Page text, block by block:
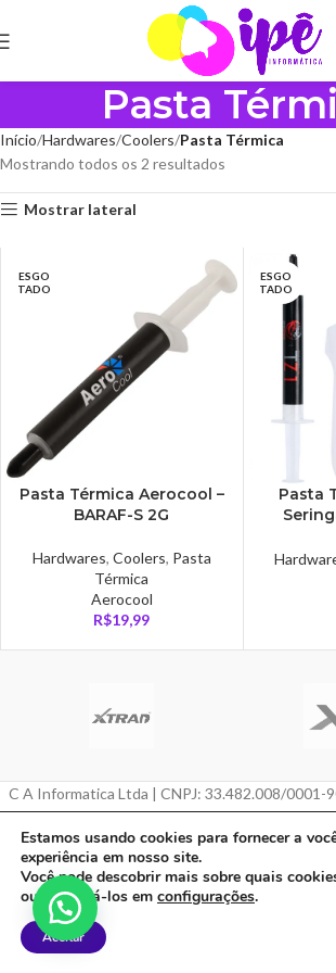
Pasta
Início Hardwares Coolers Pasta Térmica
Mostrando todos os 2 resultados
Mostrar lateral
ESGO
TADO
Pasta Térmica Aerocool –
BARAF-S 2G
Hardwares, Coolers, Pasta
Térmica
Aerocool
R$19,99
ESGO
TADO
Pasta
C A Informatica Ltda | CNPJ: 33.482.008/0001-
QD31 LT23, Bairro Cidade Jardim, CEP: 68.515-
PA
Feito com ❤ por Agência ZeroumStudio
Estamos usando cookies para fornecer a
experiência em nosso site.
Você pode descobrir mais sobre quais
ou desativá-los em configurações.
Aceitar